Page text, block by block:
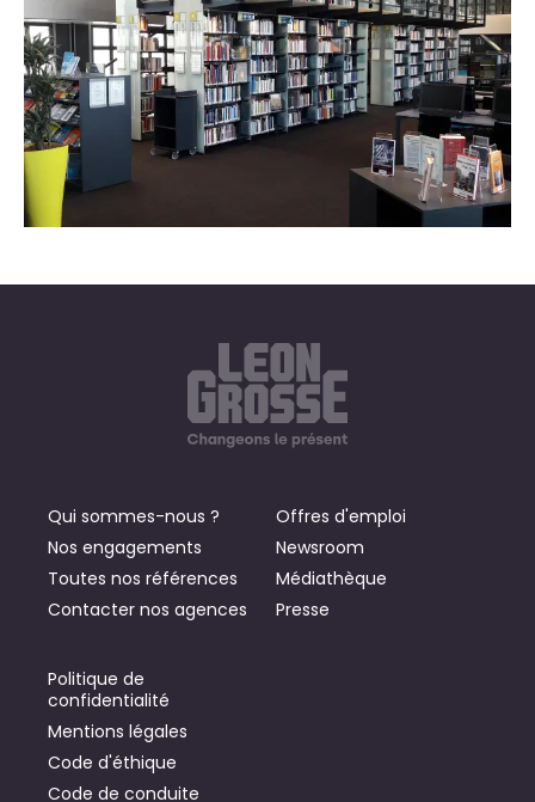
Qui sommes-nous ?
Nos engagements
Toutes nos références
Contacter nos agences
Offres d'emploi
Newsroom
Médiathèque
Presse
Politique de
confidentialité
Mentions légales
Code d'éthique
Code de conduite